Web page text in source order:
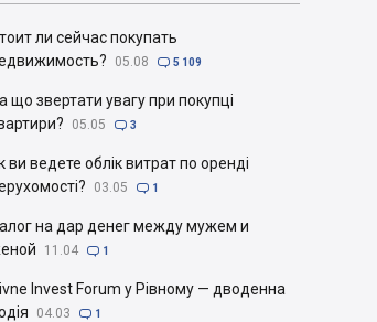
ли сейчас покупать
05.08  5 109
що звертати увагу при покупці
05.05  3
ви ведете облік витрат по оренді
03.05  1
на дар денег между мужем и
11.04  1
Invest Forum у Рівному — дводенна
04.03  1